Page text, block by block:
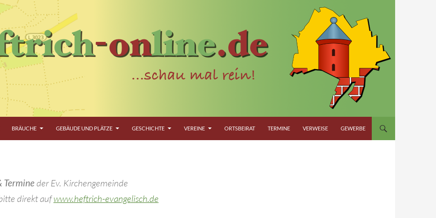
BRÄUCHE GEBÄUDE UND PLÄTZE GESCHICHTE VEREINE ORTSBEIRAT TERMINE VERWEISE GEWERBE
Termineder Ev. Kirchengemeinde
direkt aufwww.heftrich-evangelisch.de